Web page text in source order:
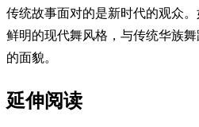
传统故事面对的是新时代的观众
鲜明的现代舞风格，与传统华族
的面貌。
延伸阅读